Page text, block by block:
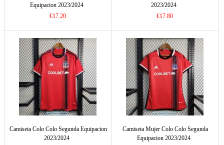
Equipacion 2023/2024
€17.20
2023/2024
€17.80
Camiseta Colo Colo Segunda Equipacion
2023/2024
Camiseta Mujer Colo Colo Segunda
Equipacion 2023/2024